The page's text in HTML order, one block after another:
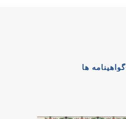
گواهینامه ها